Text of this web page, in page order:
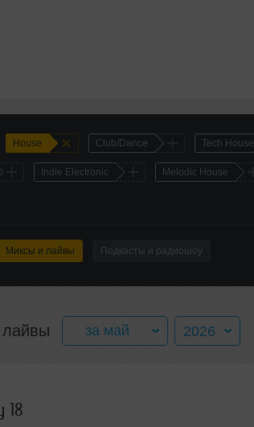
House + Club/Dance Tech House
Indie Electronic Melodic House
Миксы и лайвы Подкасты и радиошоу
за май 2026
18